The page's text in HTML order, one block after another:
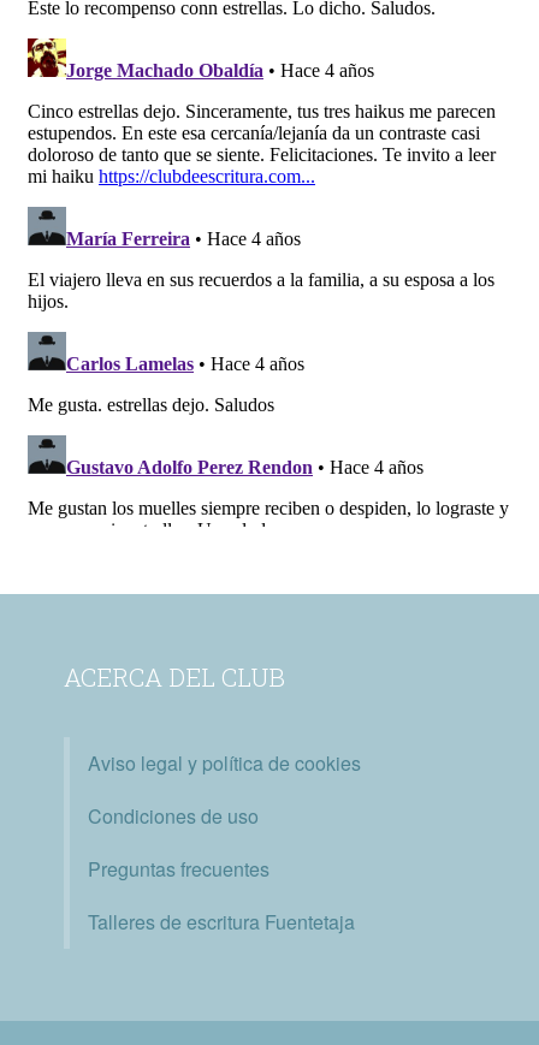
ACERCA DEL CLUB
Aviso legal y política de cookies
Condiciones de uso
Preguntas frecuentes
Talleres de escritura Fuentetaja